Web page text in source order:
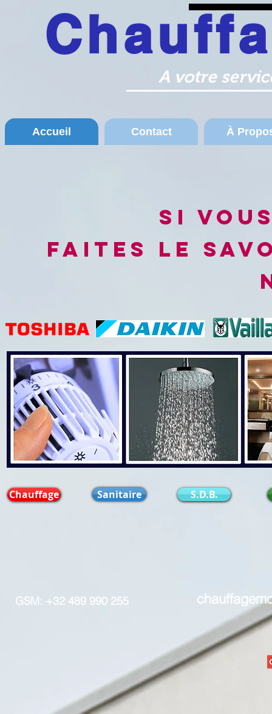
A votre
Accueil Contact À
Si
faites le
Chauffage Sanitaire S.D.B.
GSM: +32 489 990 255